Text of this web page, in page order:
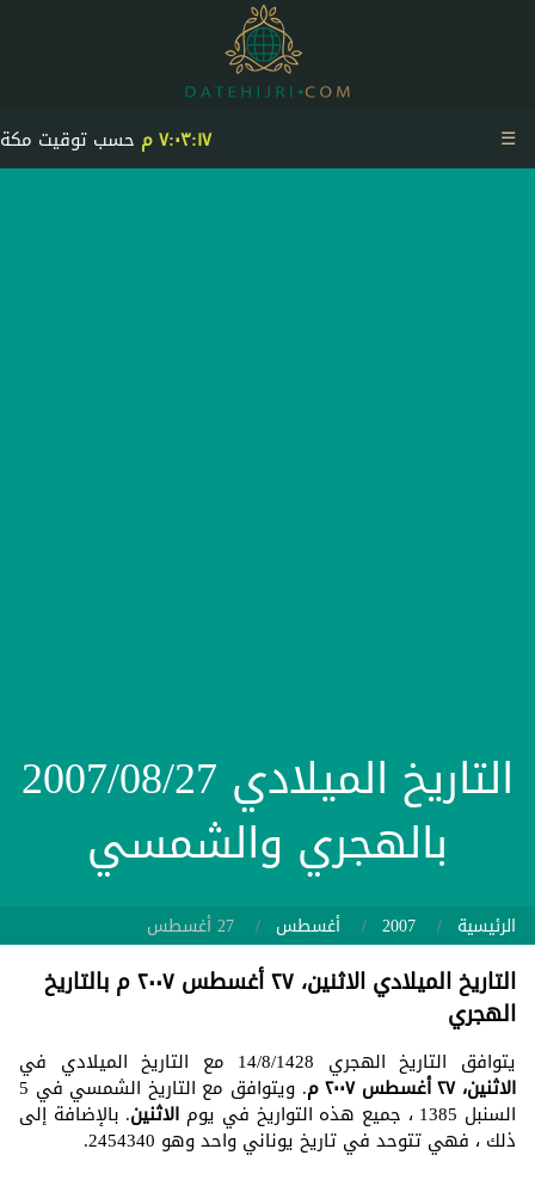
٧:٠٣:١٧ م حسب توقيت مكة ☰
التاريخ الميلادي 2007/08/27
بالهجري والشمسي
الرئيسية 2007 أغسطس 27 أغسطس
التاريخ الميلادي الاثنين، ٢٧ أغسطس ٢٠٠٧ م بالتاريخ
الهجري
يتوافق التاريخ الهجري 14/8/1428 مع التاريخ الميلادي في
الاثنين، ٢٧ أغسطس ٢٠٠٧ م . ويتوافق مع التاريخ الشمسي في 5
السنبل 1385 ، جميع هذه التواريخ في يوم الاثنين. بالإضافة إلى
ذلك ، فهي تتوحد في تاريخ يوناني واحد وهو 2454340.